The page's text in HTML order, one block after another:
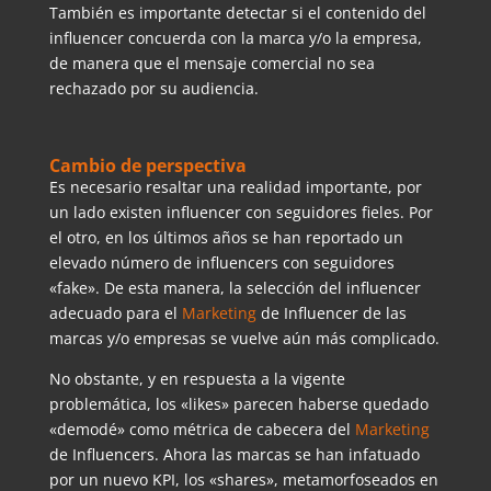
También es importante detectar si el contenido del
influencer concuerda con la marca y/o la empresa,
de manera que el mensaje comercial no sea
rechazado por su audiencia.
Cambio de perspectiva
Es necesario resaltar una realidad importante, por
un lado existen influencer con seguidores fieles. Por
el otro, en los últimos años se han reportado un
elevado número de influencers con seguidores
«fake». De esta manera, la selección del influencer
adecuado para el Marketingde Influencer de las
marcas y/o empresas se vuelve aún más complicado.
No obstante, y en respuesta a la vigente
problemática, los «likes» parecen haberse quedado
«demodé» como métrica de cabecera del Marketing
de Influencers. Ahora las marcas se han infatuado
por un nuevo KPI, los «shares», metamorfoseados en